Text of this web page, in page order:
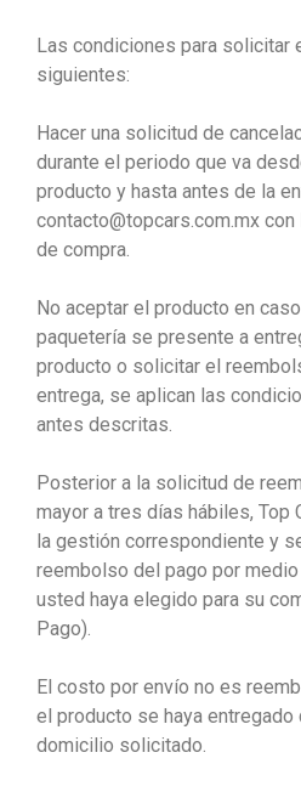
Las condiciones para solicitar
siguientes:
Hacer una solicitud de
durante el periodo que va
producto y hasta antes de la
contacto@topcars.com.mx
de compra.
No aceptar el producto en
paquetería se presente a
producto o solicitar el
entrega, se aplican las
antes descritas.
Posterior a la solicitud de
mayor a tres días hábiles, Top
la gestión correspondiente y
reembolso del pago por
usted haya elegido para su
Pago).
El costo por envío no es
el producto se haya
domicilio solicitado.